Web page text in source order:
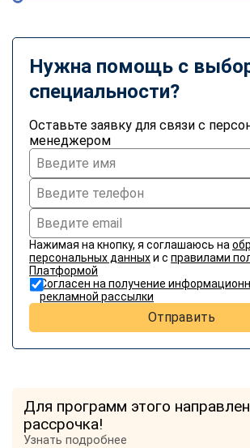
Нужна помощь с
специальности?
Оставьте заявку для связи с
менеджером
Нажимая на кнопку, я соглашаюсь на
персональных данныхи с правилами
Платформой
Согласен на получение
рекламной рассылки
Отправить
Для программ этого
рассрочка!
Узнать подробнее